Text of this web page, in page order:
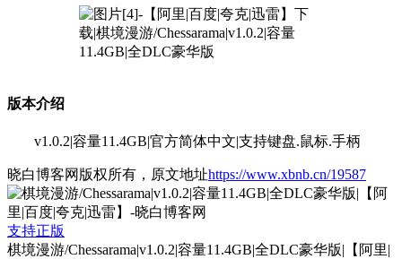
版本介绍
v1.0.2|容量11.4GB|官方简体中文|支持键盘.鼠标.手柄
晓白博客网版权所有，原文地址https://www.xbnb.cn/19587
支持正版
棋境漫游/Chessarama|v1.0.2|容量11.4GB|全DLC豪华版|【阿里|